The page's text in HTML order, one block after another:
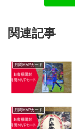
関連記事
月間MVPカード
月間MVPカード